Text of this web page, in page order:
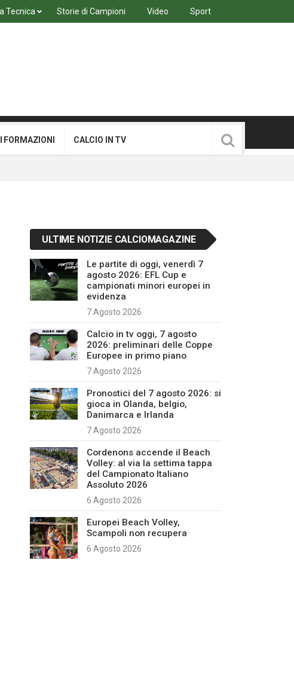
Tecnica Storie di Campioni Video Sport
FORMAZIONI CALCIO IN TV
ULTIME NOTIZIE CALCIOMAGAZINE
Le partite di oggi, venerdì 7
agosto 2026: EFL Cup e
campionati minori europei in
evidenza
7 Agosto 2026
Calcio in tv oggi, 7 agosto
2026: preliminari delle Coppe
Europee in primo piano
7 Agosto 2026
Pronostici del 7 agosto 2026: si
gioca in Olanda, belgio,
Danimarca e Irlanda
7 Agosto 2026
Cordenons accende il Beach
Volley: al via la settima tappa
del Campionato Italiano
Assoluto 2026
6 Agosto 2026
Europei Beach Volley,
Scampoli non recupera
6 Agosto 2026